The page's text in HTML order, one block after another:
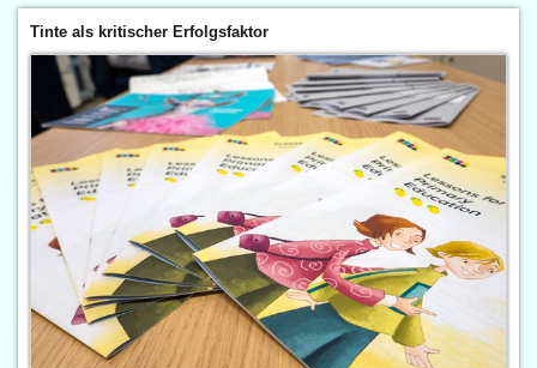
Tinte als kritischer Erfolgsfaktor